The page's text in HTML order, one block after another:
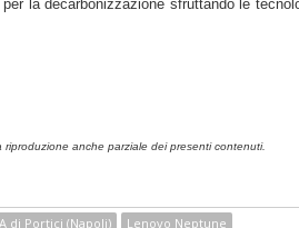
la decarbonizzazione sfruttando le
anche parziale dei presenti contenuti.
di Portici (Napoli)
Lenovo Neptune